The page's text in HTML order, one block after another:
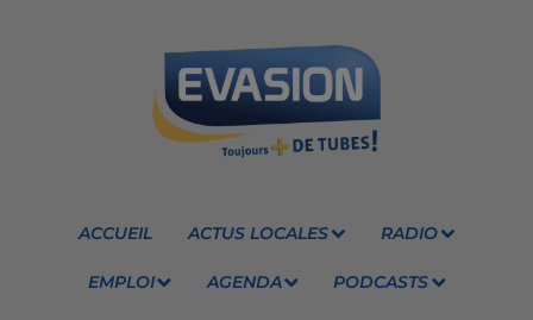
ACCUEIL ACTUS LOCALES RADIO
EMPLOI AGENDA PODCASTS